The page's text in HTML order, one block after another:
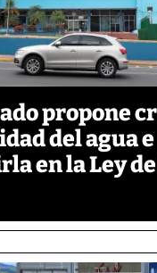
propone
del agua e
en la Ley de